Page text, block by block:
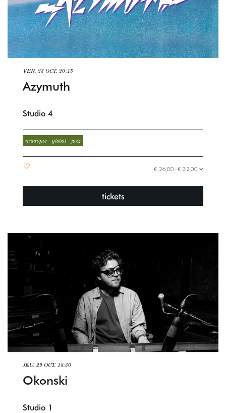
Azymuth
VEN. 23 OCT. 20:15
Studio 4
musique global jazz
€ 26,00–€ 32,00
tickets
Okonski
JEU. 29 OCT. 18:30
Studio 1